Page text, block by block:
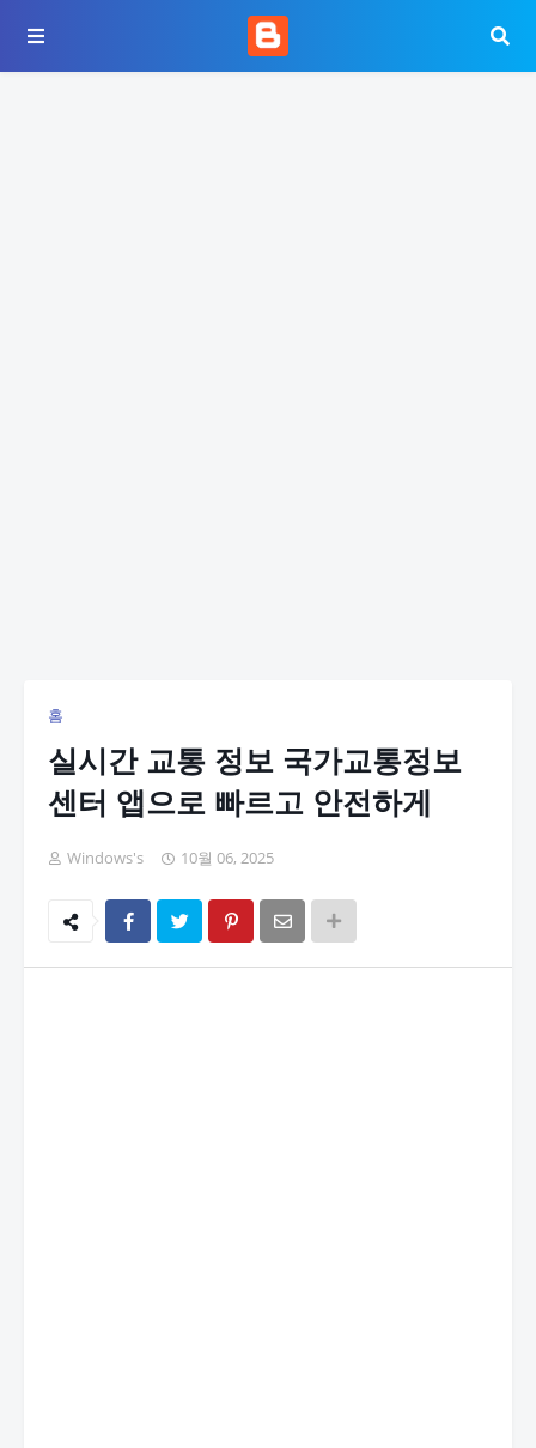
홈
실시간 교통 정보 국가교통정보
센터 앱으로 빠르고 안전하게
Windows's 10월 06, 2025